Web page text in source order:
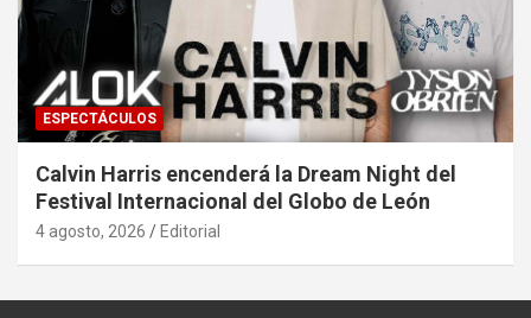
ESPECTÁCULOS
Calvin Harris encenderá la Dream Night del
Festival Internacional del Globo de León
4 agosto, 2026 Editorial